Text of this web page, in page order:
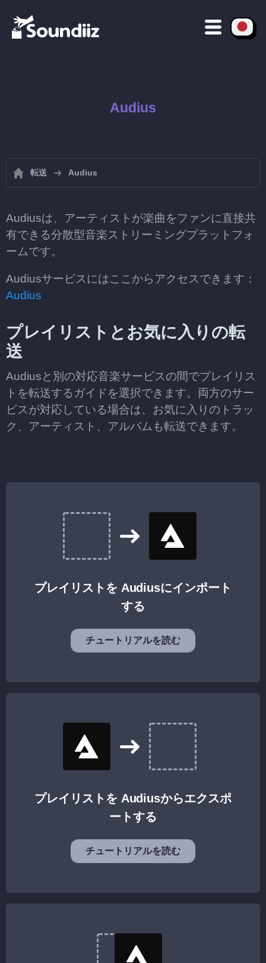
Audius
転送 Audius
Audiusは、アーティストが楽曲をファンに直接共
有できる分散型音楽ストリーミングプラットフォ
ームです。
Audiusサービスにはここからアクセスできます：
Audius
プレイリストとお気に入りの転
送
Audiusと別の対応音楽サービスの間でプレイリス
トを転送するガイドを選択できます。両方のサー
ビスが対応している場合は、お気に入りのトラッ
ク、アーティスト、アルバムも転送できます。
プレイリストを Audiusにインポート
する
チュートリアルを読む
プレイリストを Audiusからエクスポ
ートする
チュートリアルを読む